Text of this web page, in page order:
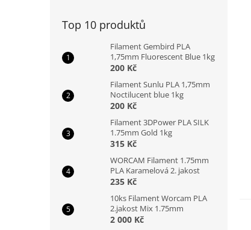
Top 10 produktů
Filament Gembird PLA
1,75mm Fluorescent Blue 1kg
200 Kč
Filament Sunlu PLA 1,75mm
Noctilucent blue 1kg
200 Kč
Filament 3DPower PLA SILK
1.75mm Gold 1kg
315 Kč
WORCAM Filament 1.75mm
PLA Karamelová 2. jakost
235 Kč
10ks Filament Worcam PLA
2.jakost Mix 1.75mm
2 000 Kč